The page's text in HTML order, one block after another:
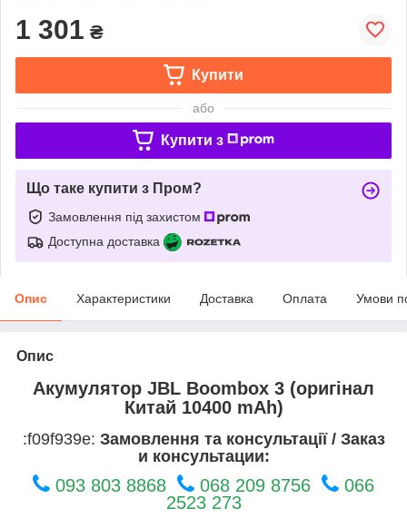
1 301 ₴
Купити
або
Купити з
Що таке купити з Пром?
Замовлення під захистом
Доступна доставка
Опис Характеристики Доставка Оплата Умови
Опис
Акумулятор JBL Boombox 3 (оригінал
Китай 10400 mAh)
:f09f939e: Замовлення та консультації / Заказ
и консультации:
093 803 8868 068 209 8756
066
2523 273